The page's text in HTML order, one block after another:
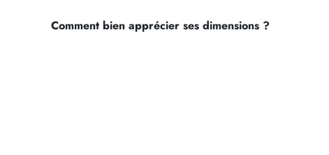
s
Comment bien apprécier ses dimensions ?